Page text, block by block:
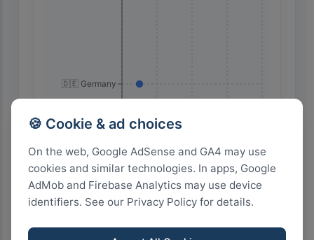
🍪 Cookie & ad choices
On the web, Google AdSense and GA4 may use
cookies and similar technologies. In apps, Google
AdMob and Firebase Analytics may use device
identifiers. See our Privacy Policy for details.
4
6
🇩🇪 Germany